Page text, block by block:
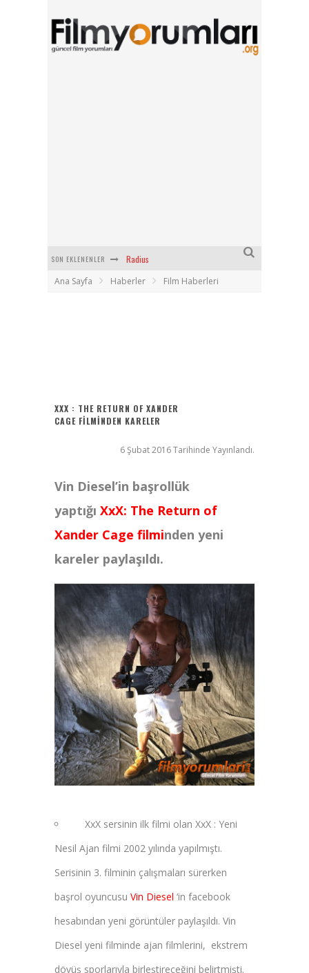
SON EKLENENLER
Bayanların Sohbet Numaralarını Nereden Bulurum
Ana Sayfa Haberler Film Haberleri
XXX : THE RETURN OF XANDER
CAGE FILMINDEN KARELER
6 Şubat 2016 Tarihinde Yayınlandı.
Vin Diesel’in başrollük
yaptığı XxX: The Return of
Xander Cage filminden yeni
kareler paylaşıldı.
XxX sersinin ilk filmi olan XxX : Yeni
Nesil Ajan filmi 2002 yılında yapılmıştı.
Serisinin 3. filminin çalışmaları sürerken
başrol oyuncusu Vin Diesel ‘in facebook
hesabından yeni görüntüler paylaşıldı. Vin
Diesel yeni filminde ajan filmlerini, ekstrem
dövüş sporlarıyla birleştireceğini belirtmişti.